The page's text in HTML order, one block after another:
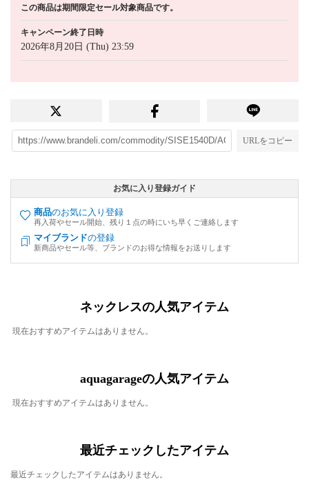
この商品は期間限定セール対象商品です。
キャンペーン終了日時
2026年8月20日 (Thu) 23:59
URLをコピー
お気に入り登録ガイド
商品のお気に入り登録
再入荷やセール開始、残り１点の時にいち早くご連絡します
マイブランドの登録
新商品やセール等、ブランドのお得な情報をお送りします
ネックレスの人気アイテム
現在おすすめアイテムはありません。
aquagarageの人気アイテム
現在おすすめアイテムはありません。
最近チェックしたアイテム
最近チェックしたアイテムはありません。